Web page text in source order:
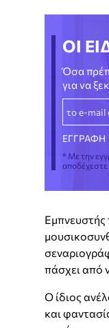
ΟΙ
Όσα
για να
* Με την
αποδέχεστε
Εμπνευστής
πάσχει από
Ο ίδιος
και